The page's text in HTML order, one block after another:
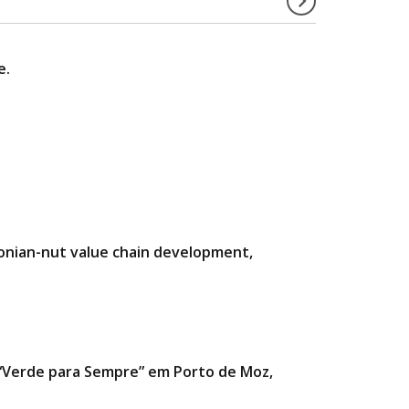
nut value chain development,
para Sempre” em Porto de Moz,